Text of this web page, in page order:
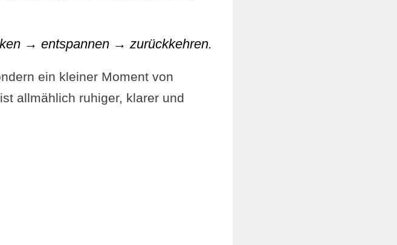
schmerzfrei sitzt
→ entspannen → zurückkehren.
ein kleiner Moment von
allmählich ruhiger, klarer und